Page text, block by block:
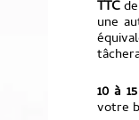
TTCde
une
10 à
votre